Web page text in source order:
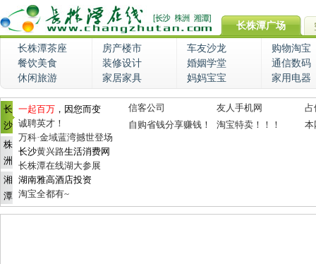
长株潭广场
长株潭茶座 房产楼市 车友沙龙
购物淘宝
餐饮美食
装修设计 婚姻学堂
通信数码
休闲旅游
家居家具 妈妈宝宝 家用电器
长
沙
株
洲
湘
潭
一起百万 ，因您而变
诚聘英才！
万科·金域蓝湾撼世登场
长沙黄兴路生活消费网
长株潭在线湖大参展
湖南雅高酒店投资
淘宝全都有~
信客公司 友人手机网
占
自购省钱分享赚钱！
淘宝特卖！！！ 本